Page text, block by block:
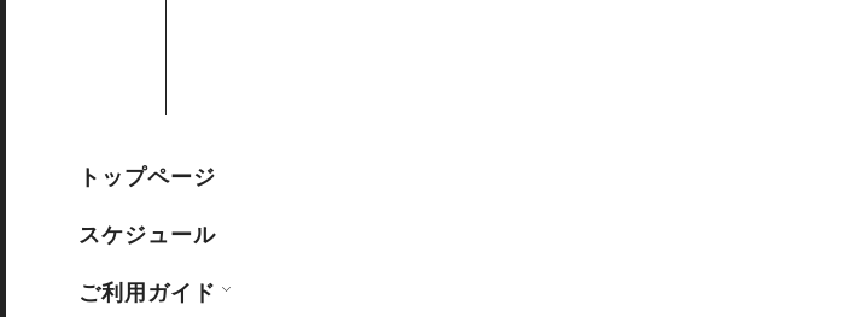
トップページ
スケジュール
ご利用ガイド